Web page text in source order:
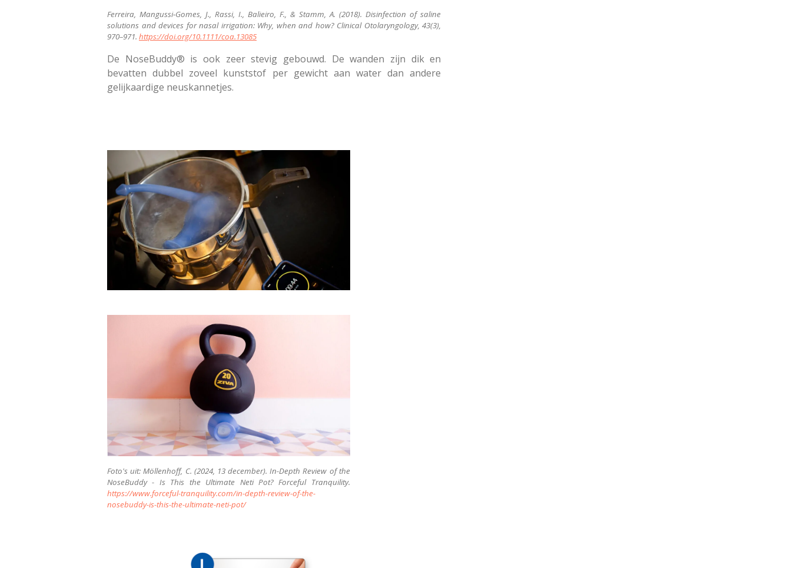
Ferreira, Mangussi‐Gomes, J., Rassi, I., Balieiro, F., & Stamm, A. (2018). Disinfection of saline
solutions and devices for nasal irrigation: Why, when and how? Clinical Otolaryngology, 43(3),
970–971. https://doi.org/10.1111/coa.13085
De NoseBuddy® is ook zeer stevig gebouwd. De wanden zijn dik en
bevatten dubbel zoveel kunststof per gewicht aan water dan andere
gelijkaardige neuskannetjes.
Foto's uit: Möllenhoff, C. (2024, 13 december). In-Depth Review of the
NoseBuddy - Is This the Ultimate Neti Pot? Forceful Tranquility.
https://www.forceful-tranquility.com/in-depth-review-of-the-
nosebuddy-is-this-the-ultimate-neti-pot/